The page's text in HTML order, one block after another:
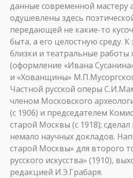
данные современной мастеру
одушевлены здесь
передающей не какие-то
быта, а его целостную среду.
близки и театральные работы
(оформление «Ивана
и «Хованщины»
Частной русской оперы
членом Московского
(с 1906) и председателем
старой Москвы (с 1918); сделал
немало научных докладов.
старой Москвы» для второго
русского искусства» (1910),
редакцией И.Э.Грабаря.